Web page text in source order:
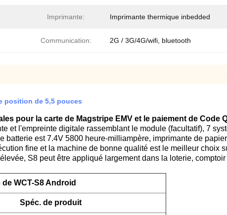
Imprimante: Imprimante thermique inbedded
Communication: 2G / 3G/4G/wifi, bluetooth
position de 5,5 pouces
pour la carte de Magstripe EMV et le paiement de Code
et l'empreinte digitale rassemblant le module (facultatif), 7
batterie est 7.4V 5800 heure-milliampère, imprimante de
fine et la machine de bonne qualité est le meilleur choix
S8 peut être appliqué largement dans la loterie,
WCT-S8 Android
Spéc. de produit